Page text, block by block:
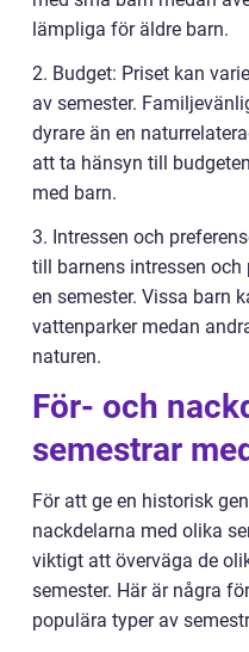
lämpliga för äldre barn.
2. Budget: Priset kan
av semester.
dyrare än en
att ta hänsyn till
med barn.
3. Intressen och
till barnens intressen och
en semester. Vissa barn
vattenparker medan
naturen.
För- och
semestrar
För att ge en historisk
nackdelarna med olika
viktigt att överväga de
semester. Här är några
populära typer av